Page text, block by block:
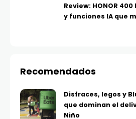
Review: HONOR
y funciones IA que
Recomendados
Disfraces, legos y
que dominan el
Niño